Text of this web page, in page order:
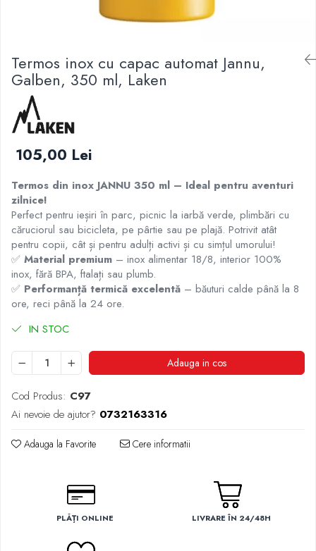
Termos inox cu capac automat Jannu,
Galben, 350 ml, Laken
105,00 Lei
Termos din inox JANNU 350 ml – Ideal pentru aventuri
zilnice!
Perfect pentru ieșiri în parc, picnic la iarbă verde, plimbări cu
căruciorul sau bicicleta, pe pârtie sau pe plajă. Potrivit atât
pentru copii, cât și pentru adulți activi și cu simțul umorului!
✅ Material premium – inox alimentar 18/8, interior 100%
inox, fără BPA, ftalați sau plumb.
✅ Performanță termică excelentă – băuturi calde până la 8
ore, reci până la 24 ore.
IN STOC
Adauga in cos
Cod Produs: C97
Ai nevoie de ajutor? 0732163316
Adauga la Favorite Cere informatii
PLĂȚI ONLINE LIVRARE ÎN 24/48H